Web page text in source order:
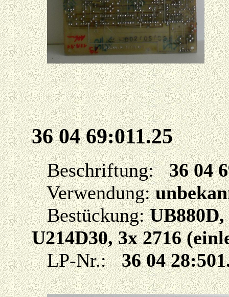
36 04 69:011.25
Beschriftung:36 04
Verwendung:
Bestückung:
U214D30, 3x 2716
LP-Nr.:36 04